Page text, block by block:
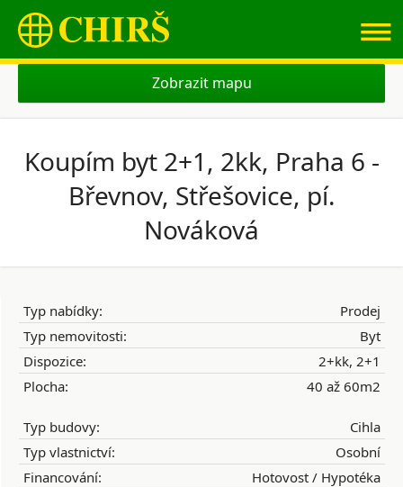
≡
Zobrazit mapu
Koupím byt 2+1, 2kk, Praha 6 -
Břevnov, Střešovice, pí.
Nováková
Typ nabídky:
Prodej
Typ nemovitosti:
Byt
Dispozice:
2+kk, 2+1
Plocha:
40 až 60m2
Typ budovy:
Cihla
Typ vlastnictví:
Osobní
Financování:
Hotovost / Hypotéka